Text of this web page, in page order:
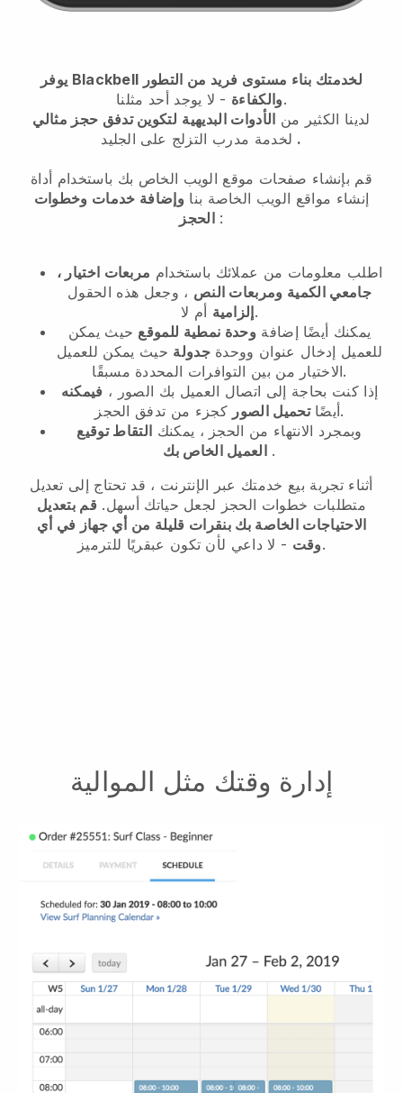
يوفر Blackbell لخدمتك بناء مستوى فريد من التطور
والكفاءة- لا يوجد أحد مثلنا.
لدينا الكثير من الأدوات البديهية لتكوين تدفق حجز مثالي
لخدمة مدرب التزلج على الجليد .
قم بإنشاء صفحات موقع الويب الخاص بك باستخدام أداة
إنشاء مواقع الويب الخاصة بنا وإضافة خدمات وخطوات
الحجز :
اطلب معلومات من عملائك باستخدام مربعات اختيار ،
جامعي الكمية ومربعات النص ، وجعل هذه الحقول
إلزاميةأم لا.
يمكنك أيضًا إضافة وحدة نمطية للموقع حيث يمكن
للعميل إدخال عنوان ووحدةجدولة حيث يمكن للعميل
الاختيار من بين التوافرات المحددة مسبقًا.
إذا كنت بحاجة إلى اتصال العميل بك الصور ، فيمكنه
أيضًاتحميل الصور
كجزء من تدفق الحجز.
وبمجرد الانتهاء من الحجز ، يمكنك التقاط توقيع
العميل الخاص بك .
أثناء تجربة بيع خدمتك عبر الإنترنت ، قد تحتاج إلى تعديل
متطلبات خطوات الحجز لجعل حياتك أسهل. قم بتعديل
الاحتياجات الخاصة بك بنقرات قليلة من أي جهاز في أي
وقت- لا داعي لأن تكون عبقريًا للترميز.
إدارة وقتك مثل الموالية